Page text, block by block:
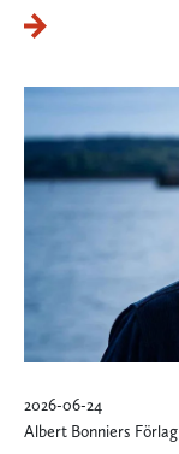
2026-06-24
Albert Bonniers Förlag